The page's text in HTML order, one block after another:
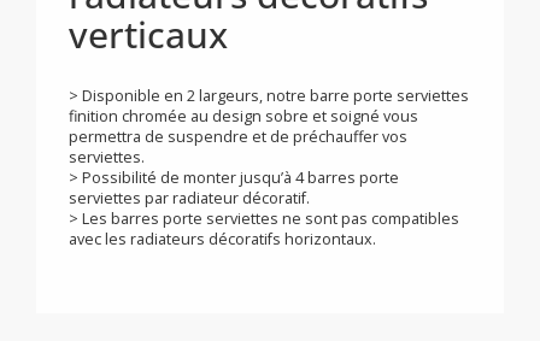
Barre porte serviettes
chromée pour
radiateurs décoratifs
verticaux
> Disponible en 2 largeurs, notre barre porte serviettes